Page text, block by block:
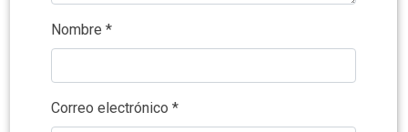
Nombre *
Correo electrónico *